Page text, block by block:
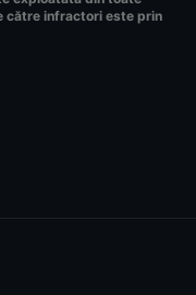
către infractori este prin